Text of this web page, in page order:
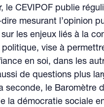
le CEVIPOF publie
mesurant l’opinion
les enjeux liés à la
vise à
en soi, dans les
de questions plus
seconde, le Baromètre
la démocratie sociale